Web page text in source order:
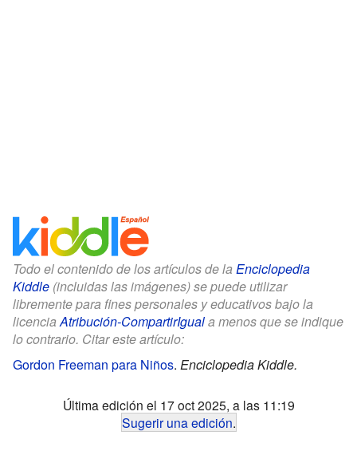
Todo el contenido de los artículos de la Enciclopedia
Kiddle (incluidas las imágenes) se puede utilizar
libremente para fines personales y educativos bajo la
licenciaAtribución-CompartirIguala menos que se indique
lo contrario. Citar este artículo:
Gordon Freeman para Niños. Enciclopedia Kiddle.
Última edición el 17 oct 2025, a las 11:19
Sugerir una edición.